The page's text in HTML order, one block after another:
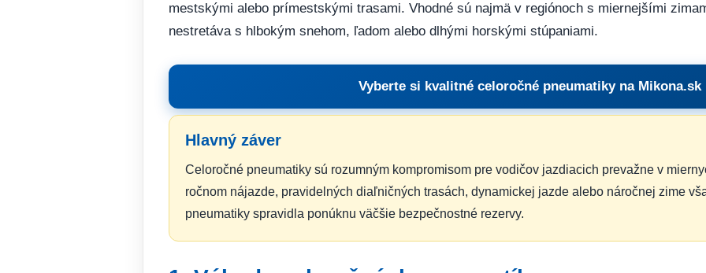
mestskými alebo prímestskými trasami. Vhodné sú najmä v regiónoch s miernejšími
nestretáva s hlbokým snehom, ľadom alebo dlhými horskými stúpaniami.
Vyberte si kvalitné celoročné pneumatiky na Mikona.sk
Hlavný záver
Celoročné pneumatiky sú rozumným kompromisom pre vodičov jazdiacich prevažne v
ročnom nájazde, pravidelných diaľničných trasách, dynamickej jazde alebo náročnej zime
pneumatiky spravidla ponúknu väčšie bezpečnostné rezervy.